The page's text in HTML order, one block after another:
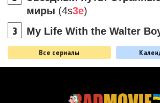
миры (4s3e)
My Life With the Walter
Все сериалы